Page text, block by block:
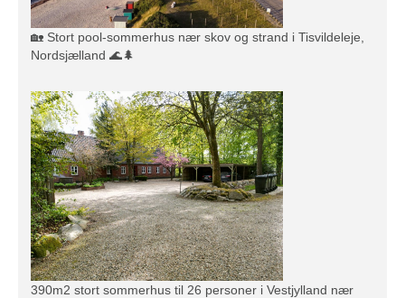
🏡 Stort pool-sommerhus nær skov og strand i Tisvildeleje,
Nordsjælland 🌊🌲
390m2 stort sommerhus til 26 personer i Vestjylland nær